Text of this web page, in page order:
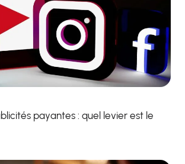
payantes : quel levier est le